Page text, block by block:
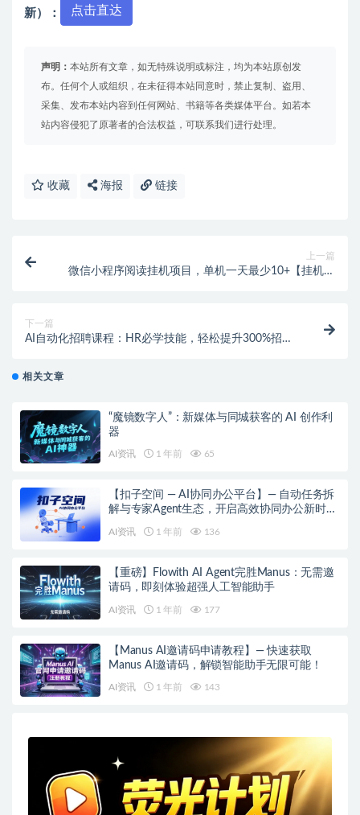
新）： 点击直达
声明： 本站所有文章，如无特殊说明或标注，均为本站原创发
布。任何个人或组织，在未征得本站同意时，禁止复制、盗用、
采集、发布本站内容到任何网站、书籍等各类媒体平台。如若本
站内容侵犯了原著者的合法权益，可联系我们进行处理。
收藏 海报 链接
上一篇
微信小程序阅读挂机项目，单机一天最少10+【挂机软
下一篇
AI自动化招聘课程：HR必学技能，轻松提升300%招聘
相关文章
“魔镜数字人”：新媒体与同城获客的 AI 创作利
器
AI资讯 1 年前 65
【扣子空间 — AI协同办公平台】— 自动任务拆
解与专家Agent生态，开启高效协同办公新时
AI资讯 1 年前 136
【重磅】Flowith AI Agent完胜Manus：无需邀
请码，即刻体验超强人工智能助手
AI资讯 1 年前 177
【Manus AI邀请码申请教程】— 快速获取
Manus AI邀请码，解锁智能助手无限可能！
AI资讯 1 年前 143